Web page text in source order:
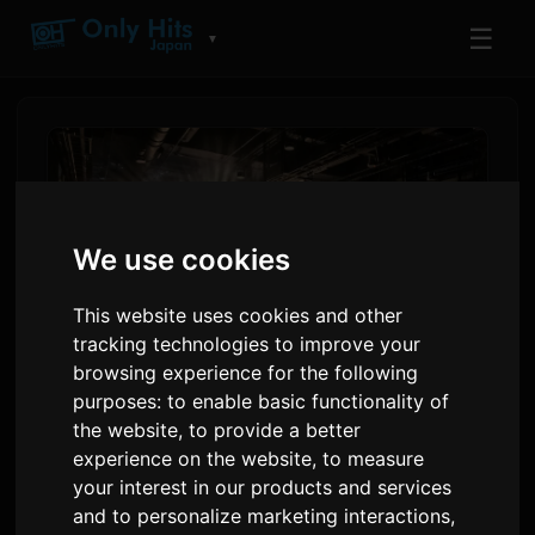
We use cookies
This website uses cookies and other
tracking technologies to improve your
browsing experience for the following
purposes:to enable basic functionality of
the website,to provide a better
experience on the website,to measure
your interest in our products and services
and to personalize marketing interactions,
▼ ☰
ReoNa در AFA تایلند ۲۰۲۶ اجرا
کرد و تک‌آهنگ جدیدی را اعلام نمود
توسطSam
۲ ژوئن ۲۰۲۶